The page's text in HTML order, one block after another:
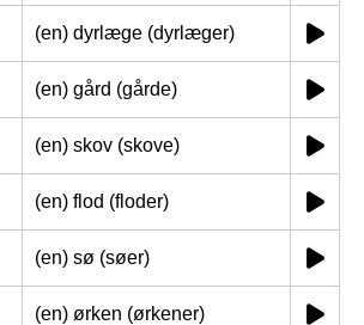
(en) dyrlæge (dyrlæger)
(en) gård (gårde)
(en) skov (skove)
(en) flod (floder)
(en) sø (søer)
(en) ørken (ørkener)